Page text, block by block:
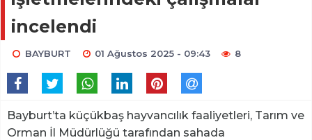
incelendi
BAYBURT 01 Ağustos 2025 - 09:43 8
Bayburt’ta küçükbaş hayvancılık faaliyetleri, Tarım ve
Orman İl Müdürlüğü tarafından sahada